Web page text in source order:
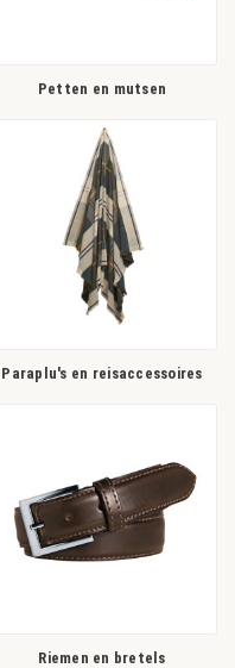
Petten en mutsen
Paraplu's en reisaccessoires
Riemen en bretels